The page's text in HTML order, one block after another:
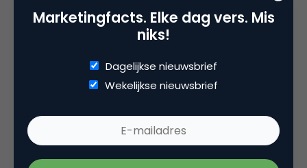
voorlopig nog niet te vrezen 😉
mangold
Marketingfacts. Elke dag vers. Mis
niks!
Dagelijkse nieuwsbrief
Wekelijkse nieuwsbrief